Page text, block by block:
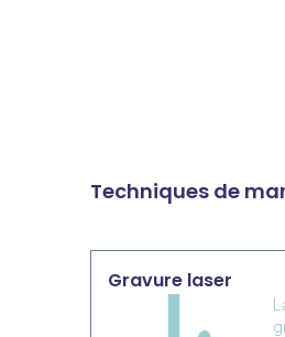
Techniques de
Gravure laser